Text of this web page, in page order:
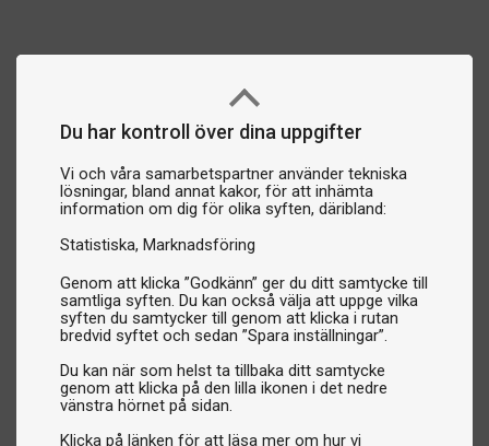
Du har kontroll över dina uppgifter
Vi och våra samarbetspartner använder tekniska
lösningar, bland annat kakor, för att inhämta
information om dig för olika syften, däribland:
Statistiska Marknadsföring
Genom att klicka ”Godkänn” ger du ditt samtycke till
samtliga syften. Du kan också välja att uppge vilka
syften du samtycker till genom att klicka i rutan
bredvid syftet och sedan ”Spara inställningar”.
Du kan när som helst ta tillbaka ditt samtycke
genom att klicka på den lilla ikonen i det nedre
vänstra hörnet på sidan.
Klicka på länken för att läsa mer om hur vi